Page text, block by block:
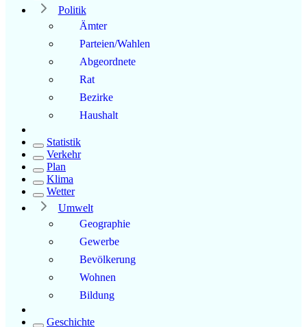
Politik
Ämter
Parteien/Wahlen
Abgeordnete
Rat
Bezirke
Haushalt
Statistik
Verkehr
Plan
Klima
Wetter
Umwelt
Geographie
Gewerbe
Bevölkerung
Wohnen
Bildung
Geschichte